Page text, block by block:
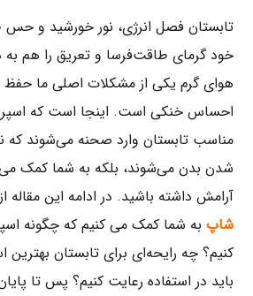
تابستان فصل انرژی، نور خورشید و حس
خود گرمای طاقت‌فرسا و تعریق را هم به
هوای گرم یکی از مشکلات اصلی ما
احساس خنکی است. اینجا است که
مناسب تابستان وارد صحنه می‌شوند که
شدن بدن می‌شوند، بلکه به شما کمک
آرامش داشته باشید. در ادامه این مقاله
شاپ به شما کمک می کنیم که چگونه
کنیم؟ چه رایحه‌ای برای تابستان
باید در استفاده رعایت کنیم؟ پس تا